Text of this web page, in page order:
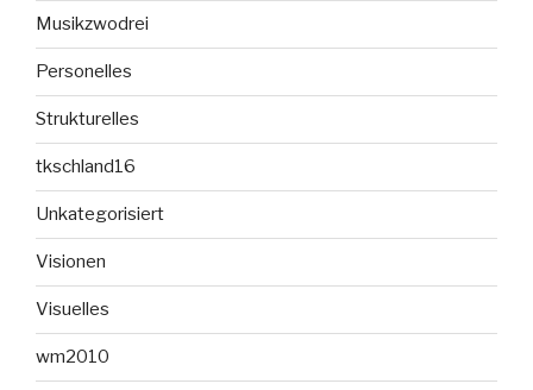
Musikzwodrei
Personelles
Strukturelles
tkschland16
Unkategorisiert
Visionen
Visuelles
wm2010